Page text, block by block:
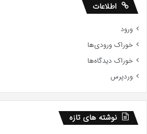
اطلاعات
ورود
خوراک ورودی‌ها
خوراک دیدگاه‌ها
وردپرس
نوشته های تازه